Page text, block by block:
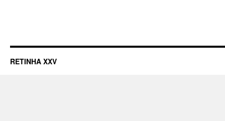
RETINHA XXV